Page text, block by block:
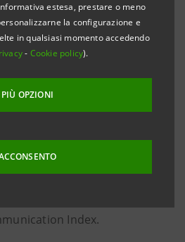
estesa, prestare o meno
la configurazione e
in qualsiasi momento accedendo
- Cookie policy).
PIÙ OPZIONI
circa l'andamento
finale è la somma di 5
fra di loro
and Services Price Index
Index
Index.